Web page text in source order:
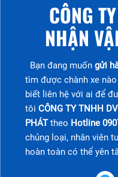
CÔNG
NHẬN
Bạn đang muốn gửi
tìm được chành xe
biết liên hệ với ai để
tôi CÔNG TY TNHH
PHÁTtheo Hotline
chủng loại, nhân viên
hoàn toàn có thể yên